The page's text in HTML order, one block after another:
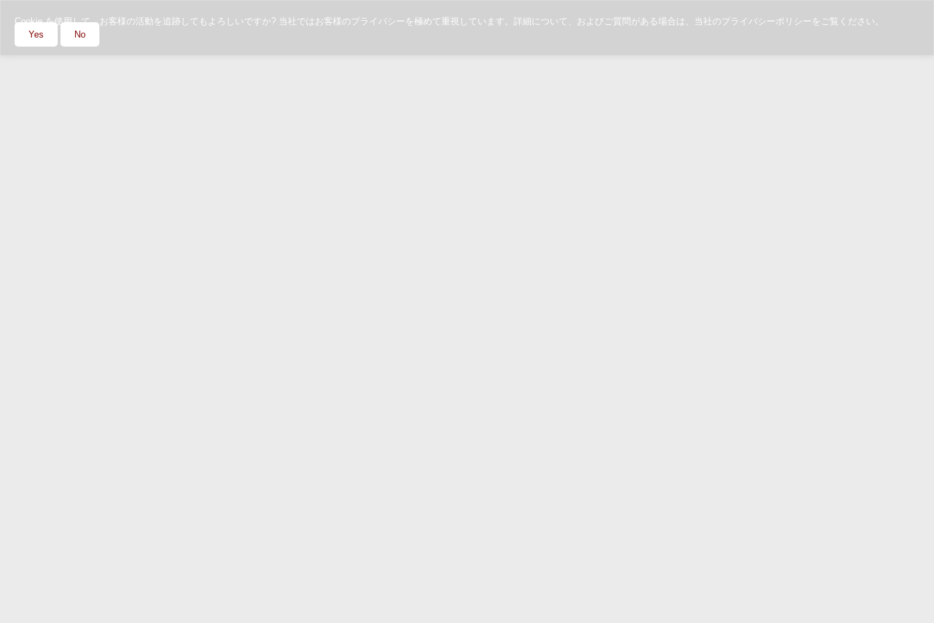
Cookie を使用して、お客様の活動を追跡してもよろしいですか? 当社ではお客様のプライバシーを極めて重視しています。詳細について、およびご質問がある場合は、当社のプライバシーポリシーをご覧ください。
Yes
No